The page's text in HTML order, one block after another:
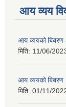
आय व्यय
आय व्ययको
मिति: 11/06/
आय व्ययको बिबरण
मिति: 01/11/